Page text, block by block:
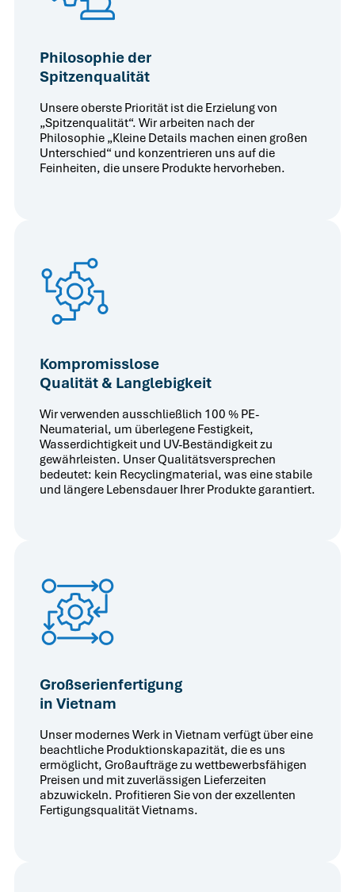
Philosophie der
Spitzenqualität
Unsere oberste Priorität ist die Erzielung von
„Spitzenqualität“. Wir arbeiten nach der
Philosophie „Kleine Details machen einen großen
Unterschied“ und konzentrieren uns auf die
Feinheiten, die unsere Produkte hervorheben.
Kompromisslose
Qualität & Langlebigkeit
Wir verwenden ausschließlich 100 % PE-
Neumaterial, um überlegene Festigkeit,
Wasserdichtigkeit und UV-Beständigkeit zu
gewährleisten. Unser Qualitätsversprechen
bedeutet: kein Recyclingmaterial, was eine stabile
und längere Lebensdauer Ihrer Produkte garantiert.
Großserienfertigung
in Vietnam
Unser modernes Werk in Vietnam verfügt über eine
beachtliche Produktionskapazität, die es uns
ermöglicht, Großaufträge zu wettbewerbsfähigen
Preisen und mit zuverlässigen Lieferzeiten
abzuwickeln. Profitieren Sie von der exzellenten
Fertigungsqualität Vietnams.